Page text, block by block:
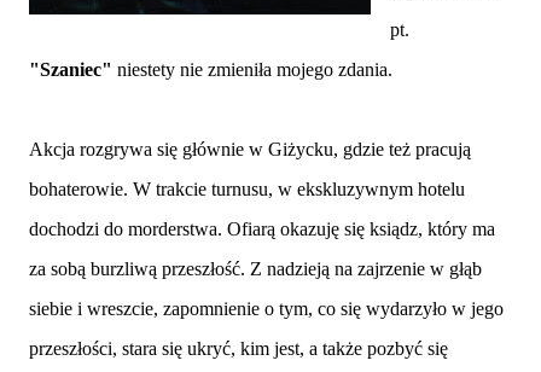
pt.
"Szaniec" niestety nie zmieniła mojego zdania.
Akcja rozgrywa się głównie w Giżycku, gdzie też pracują
bohaterowie. W trakcie turnusu, w ekskluzywnym hotelu
dochodzi do morderstwa. Ofiarą okazuję się ksiądz, który ma
za sobą burzliwą przeszłość. Z nadzieją na zajrzenie w głąb
siebie i wreszcie, zapomnienie o tym, co się wydarzyło w jego
przeszłości, stara się ukryć, kim jest, a także pozbyć się